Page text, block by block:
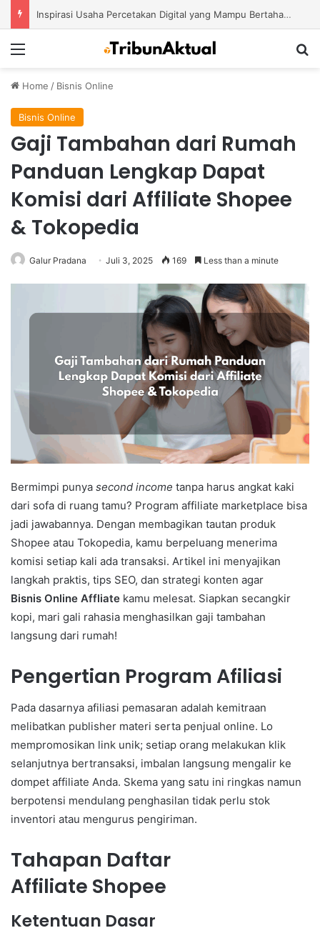
Inspirasi Usaha Percetakan Digital yang Mampu Bertahan di Tengah Perubahan Industri
Home / Bisnis Online
Bisnis Online
Gaji Tambahan dari Rumah
Panduan Lengkap Dapat
Komisi dari Affiliate Shopee
& Tokopedia
Galur Pradana Juli 3, 2025 169 Less than a minute
Bermimpi punya second income tanpa harus angkat kaki
dari sofa di ruang tamu? Program affiliate marketplace bisa
jadi jawabannya. Dengan membagikan tautan produk
Shopee atau Tokopedia, kamu berpeluang menerima
komisi setiap kali ada transaksi. Artikel ini menyajikan
langkah praktis, tips SEO, dan strategi konten agar
Bisnis Online Affliate kamu melesat. Siapkan secangkir
kopi, mari gali rahasia menghasilkan gaji tambahan
langsung dari rumah!
Pengertian Program Afiliasi
Pada dasarnya afiliasi pemasaran adalah kemitraan
melibatkan publisher materi serta penjual online. Lo
mempromosikan link unik; setiap orang melakukan klik
selanjutnya bertransaksi, imbalan langsung mengalir ke
dompet affiliate Anda. Skema yang satu ini ringkas namun
berpotensi mendulang penghasilan tidak perlu stok
inventori atau mengurus pengiriman.
Tahapan Daftar
Affiliate Shopee
Ketentuan Dasar